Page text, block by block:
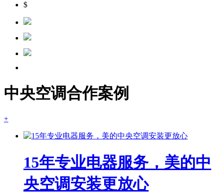
$
中央空调合作案例
+
15年专业电器服务，美的中
央空调安装更放心